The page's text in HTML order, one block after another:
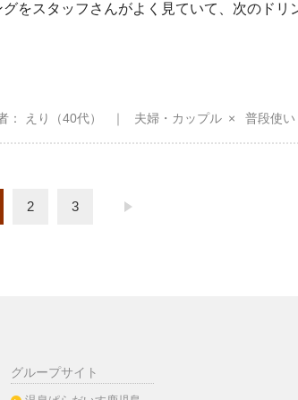
をスタッフさんがよく見ていて、次のドリ
えり （40代） 夫婦・カップル 普段使い
2 3
グループサイト